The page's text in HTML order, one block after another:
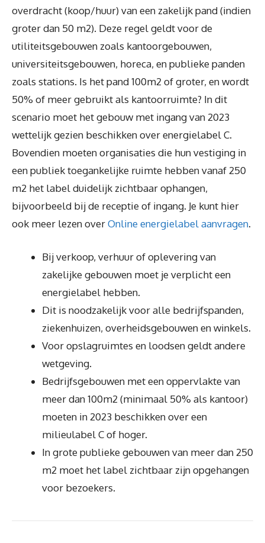
overdracht (koop/huur) van een zakelijk pand (indien
groter dan 50 m2). Deze regel geldt voor de
utiliteitsgebouwen zoals kantoorgebouwen,
universiteitsgebouwen, horeca, en publieke panden
zoals stations. Is het pand 100m2 of groter, en wordt
50% of meer gebruikt als kantoorruimte? In dit
scenario moet het gebouw met ingang van 2023
wettelijk gezien beschikken over energielabel C.
Bovendien moeten organisaties die hun vestiging in
een publiek toegankelijke ruimte hebben vanaf 250
m2 het label duidelijk zichtbaar ophangen,
bijvoorbeeld bij de receptie of ingang. Je kunt hier
ook meer lezen overOnline energielabel aanvragen.
Bij verkoop, verhuur of oplevering van
zakelijke gebouwen moet je verplicht een
energielabel hebben.
Dit is noodzakelijk voor alle bedrijfspanden,
ziekenhuizen, overheidsgebouwen en winkels.
Voor opslagruimtes en loodsen geldt andere
wetgeving.
Bedrijfsgebouwen met een oppervlakte van
meer dan 100m2 (minimaal 50% als kantoor)
moeten in 2023 beschikken over een
milieulabel C of hoger.
In grote publieke gebouwen van meer dan 250
m2 moet het label zichtbaar zijn opgehangen
voor bezoekers.